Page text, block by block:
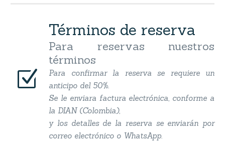
Z
Z
Términos de reserva
Para reservas nuestros
términos
Para confirmar la reserva se requiere un
anticipo del 50%.
Se le enviara factura electrónica, conforme a
la DIAN (Colombia),
y los detalles de la reserva se enviarán por
correo electrónico o WhatsApp.